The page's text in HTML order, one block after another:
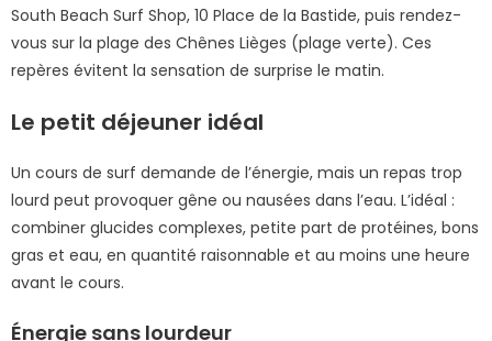
South Beach Surf Shop, 10 Place de la Bastide, puis rendez-
vous sur la plage des Chênes Lièges (plage verte). Ces
repères évitent la sensation de surprise le matin.
Le petit déjeuner idéal
Un cours de surf demande de l’énergie, mais un repas trop
lourd peut provoquer gêne ou nausées dans l’eau. L’idéal :
combiner glucides complexes, petite part de protéines, bons
gras et eau, en quantité raisonnable et au moins une heure
avant le cours.
Énergie sans lourdeur